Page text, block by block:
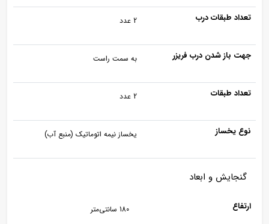
تعداد طبقات درب 2 عدد
جهت باز شدن درب فریزر به سمت راست
تعداد طبقات 2 عدد
نوع یخساز یخساز نیمه اتوماتیک (منبع آب)
گنجایش و ابعاد
ارتفاع 180 سانتی‌متر